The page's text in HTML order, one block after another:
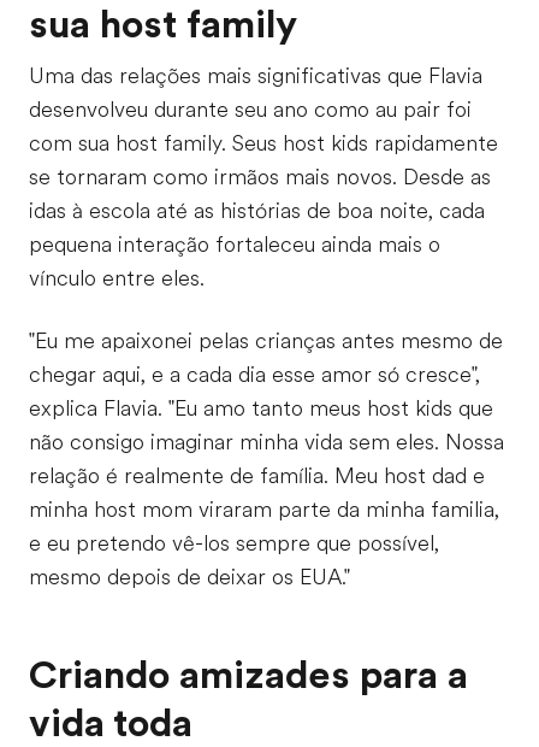
sua host family
Uma das relações mais significativas que Flavia
desenvolveu durante seu ano como au pair foi
com sua host family. Seus host kids rapidamente
se tornaram como irmãos mais novos. Desde as
idas à escola até as histórias de boa noite, cada
pequena interação fortaleceu ainda mais o
vínculo entre eles.
"Eu me apaixonei pelas crianças antes mesmo de
chegar aqui, e a cada dia esse amor só cresce",
explica Flavia. "Eu amo tanto meus host kids que
não consigo imaginar minha vida sem eles. Nossa
relação é realmente de família. Meu host dad e
minha host mom viraram parte da minha familia,
e eu pretendo vê-los sempre que possível,
mesmo depois de deixar os EUA."
Criando amizades para a
vida toda